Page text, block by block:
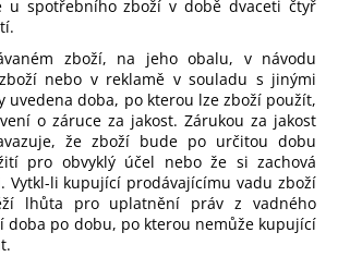
u spotřebního zboží v době dvaceti čtyř
zboží, na jeho obalu, v návodu
nebo v reklamě v souladu s jinými
uvedena doba, po kterou lze zboží použít,
o záruce za jakost. Zárukou za jakost
že zboží bude po určitou dobu
pro obvyklý účel nebo že si zachová
Vytkl-li kupující prodávajícímu vadu zboží
lhůta pro uplatnění práv z vadného
doba po dobu, po kterou nemůže kupující